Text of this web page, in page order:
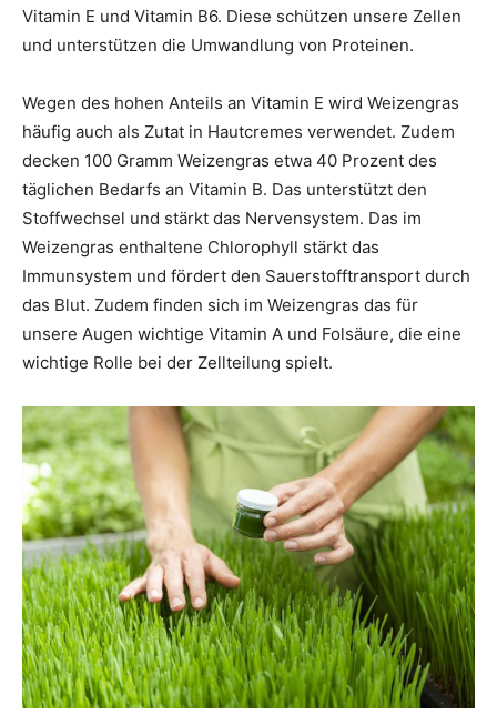
Vitamin E und Vitamin B6. Diese schützen unsere Zellen
und unterstützen die Umwandlung von Proteinen.
Wegen des hohen Anteils an Vitamin E wird Weizengras
häufig auch als Zutat in Hautcremes verwendet. Zudem
decken 100 Gramm Weizengras etwa 40 Prozent des
täglichen Bedarfs an Vitamin B. Das unterstützt den
Stoffwechsel und stärkt das Nervensystem. Das im
Weizengras enthaltene Chlorophyll stärkt das
Immunsystem und fördert den Sauerstofftransport durch
das Blut. Zudem finden sich im Weizengras das für
unsere Augen wichtige Vitamin A und Folsäure, die eine
wichtige Rolle bei der Zellteilung spielt.